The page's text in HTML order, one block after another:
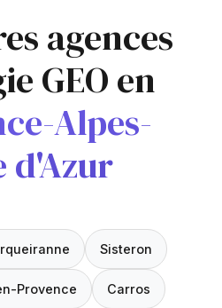
agences
GEO en
Alpes-
d'Azur
Sisteron
Provence Carros